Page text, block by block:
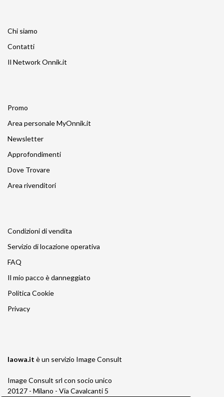
Chi siamo
Contatti
Il Network Onnik.it
Promo
Area personale MyOnnik.it
Newsletter
Approfondimenti
Dove Trovare
Area rivenditori
Condizioni di vendita
Servizio di locazione operativa
FAQ
Il mio pacco è danneggiato
Politica Cookie
Privacy
laowa.it è un servizio Image Consult
Image Consult srl con socio unico
20127 - Milano - Via Cavalcanti 5